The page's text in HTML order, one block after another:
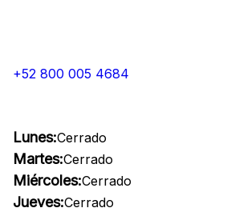
+52 800 005 4684
Lunes:Cerrado
Martes:Cerrado
Miércoles:Cerrado
Jueves:Cerrado